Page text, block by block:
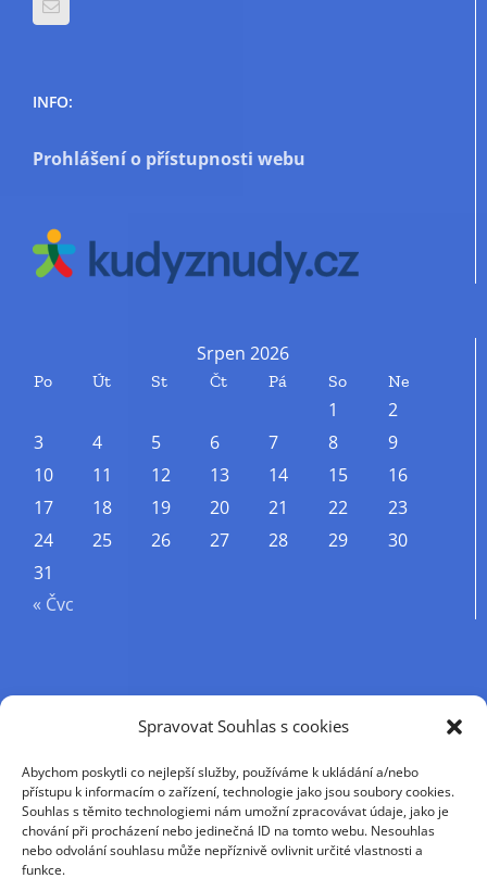
Spravovat Souhlas s cookies
Abychom poskytli co nejlepší služby, používáme k ukládání a/nebo
přístupu k informacím o zařízení, technologie jako jsou soubory cookies.
Souhlas s těmito technologiemi nám umožní zpracovávat údaje, jako je
chování při procházení nebo jedinečná ID na tomto webu. Nesouhlas
nebo odvolání souhlasu může nepříznivě ovlivnit určité vlastnosti a
funkce.
INFO:
Prohlášení o přístupnosti webu
Srpen 2026
Po Út St Čt Pá So Ne
1
2
3
4 5 6 7 8
9
10
11 12 13 14 15
16
17
18 19 20 21 22
23
24
25 26 27 28 29
30
31
« Čvc
Příjmení
Křestní jméno
E-mail